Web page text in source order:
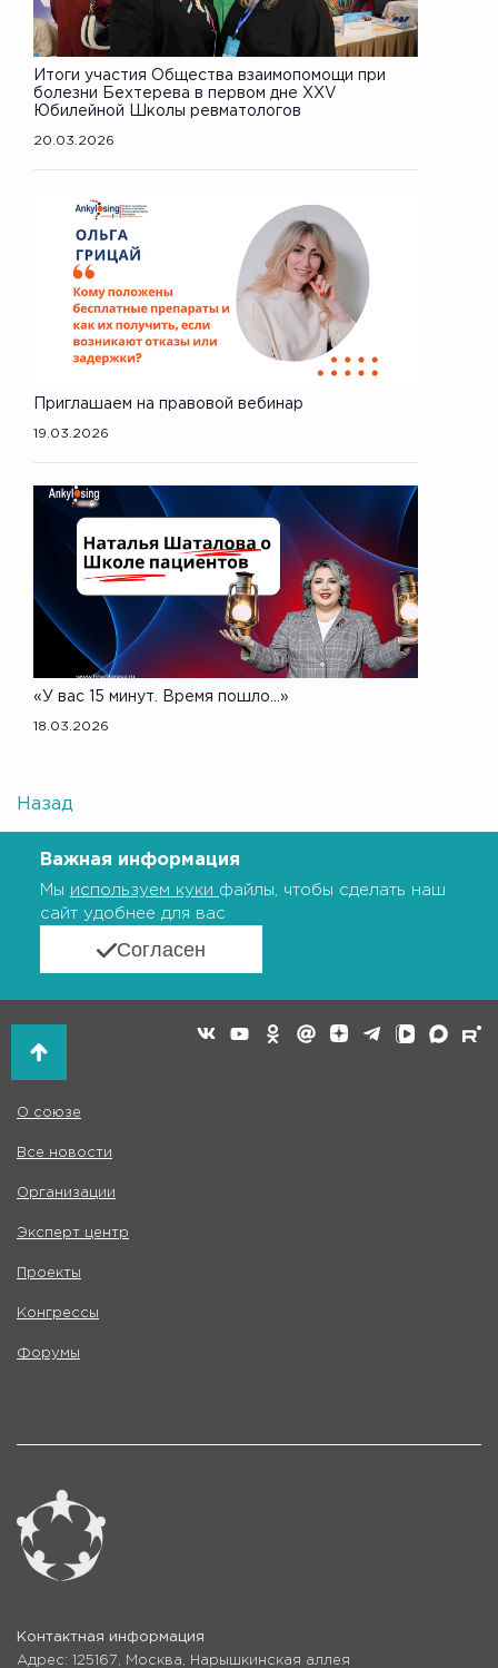
Итоги участия Общества взаимопомощи при
болезни Бехтерева в первом дне XXV
Юбилейной Школы ревматологов
20.03.2026
Приглашаем на правовой вебинар
19.03.2026
«У вас 15 минут. Время пошло...»
18.03.2026
Назад
Важная информация
Мы используем куки файлы, чтобы сделать наш
сайт удобнее для вас
Согласен
О союзе
Все новости
Организации
Эксперт центр
Проекты
Конгрессы
Форумы
Контактная информация
Адрес: 125167, Москва, Нарышкинская аллея